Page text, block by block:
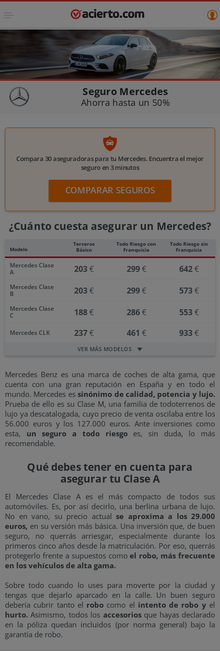
Seguro Mercedes
Ahorra hasta un 50%
¿Cuánto cuesta asegurar un Mercedes?
Modelo
Terceros
Básico
Todo Riesgo con
Franquicia
Todo Riesgo sin
Franquicia
Mercedes Clase
A
203€ 299€ 642€
Mercedes Clase
B
203€ 299€ 573€
Mercedes Clase
C
188€ 286€ 553€
Mercedes CLK 237€ 461 € 933€
VER MÁS MODELOS
Compara 30 aseguradoras para tu Mercedes. Encuentra el mejor
seguro en 3 minutos
COMPARAR SEGUROS
Mercedes Benz es una marca de coches de alta gama, que
cuenta con una gran reputación en España y en todo el
mundo. Mercedes essinónimo de calidad, potencia y lujo.
Prueba de ello es su Clase M, una familia de todoterrenos de
lujo ya descatalogada, cuyo precio de venta oscilaba entre los
56.000 euros y los 127.000 euros. Ante inversiones como
esta, un seguro a todo riesgoes, sin duda, lo más
recomendable.
Qué debes tener en cuenta para
asegurar tu Clase A
El Mercedes Clase A es el más compacto de todos sus
automóviles. Es, por así decirlo, una berlina urbana de lujo.
No en vano, su precio actual se aproxima a los 29.000
euros, en su versión más básica. Una inversión que, de buen
seguro, no querrás arriesgar, especialmente durante los
primeros cinco años desde la matriculación. Por eso, querrás
protegerlo frente a supuestos comoel robo, más frecuente
en los vehículos de alta gama.
Sobre todo cuando lo uses para moverte por la ciudad y
tengas que dejarlo aparcado en la calle. Un buen seguro
debería cubrir tanto el robo como el intento de robo y el
hurto. Asimismo, todos los accesorios que hayas declarado
en la póliza quedan incluidos (por norma general) bajo la
garantía de robo.